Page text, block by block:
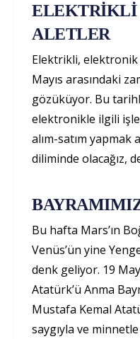
ELEKTRİKLİ
ALETLER
Elektrikli, elektronik
Mayıs arasındaki
gözüküyor. Bu
elektronikle ilgili
alım-satım yapmak
diliminde olacağız,
Bu hafta Mars’ın
Venüs’ün yine
denk geliyor. 19
Atatürk’ü Anma
Mustafa Kemal
saygıyla ve